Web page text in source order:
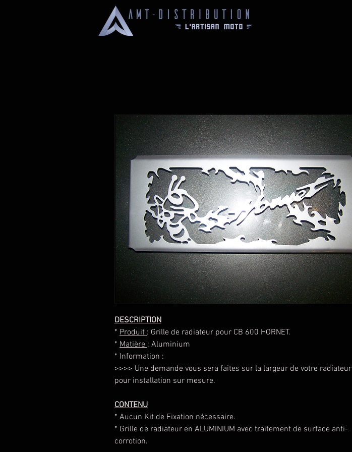
DESCRIPTION
* Produit : Grille de radiateur pour CB 600 HORNET.
* Matière : Aluminium
* Information :
>>>> Une demande vous sera faites sur la largeur de votre radiateur
pour installation sur mesure.
CONTENU
* Aucun Kit de Fixation nécessaire.
* Grille de radiateur en ALUMINIUM avec traitement de surface anti-
corrotion.